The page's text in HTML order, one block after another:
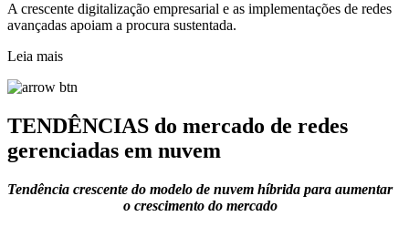
A crescente digitalização empresarial e as implementações de redes
avançadas apoiam a procura sustentada.
Leia mais
TENDÊNCIAS do mercado de redes
gerenciadas em nuvem
Tendência crescente do modelo de nuvem híbrida para aumentar
o crescimento do mercado